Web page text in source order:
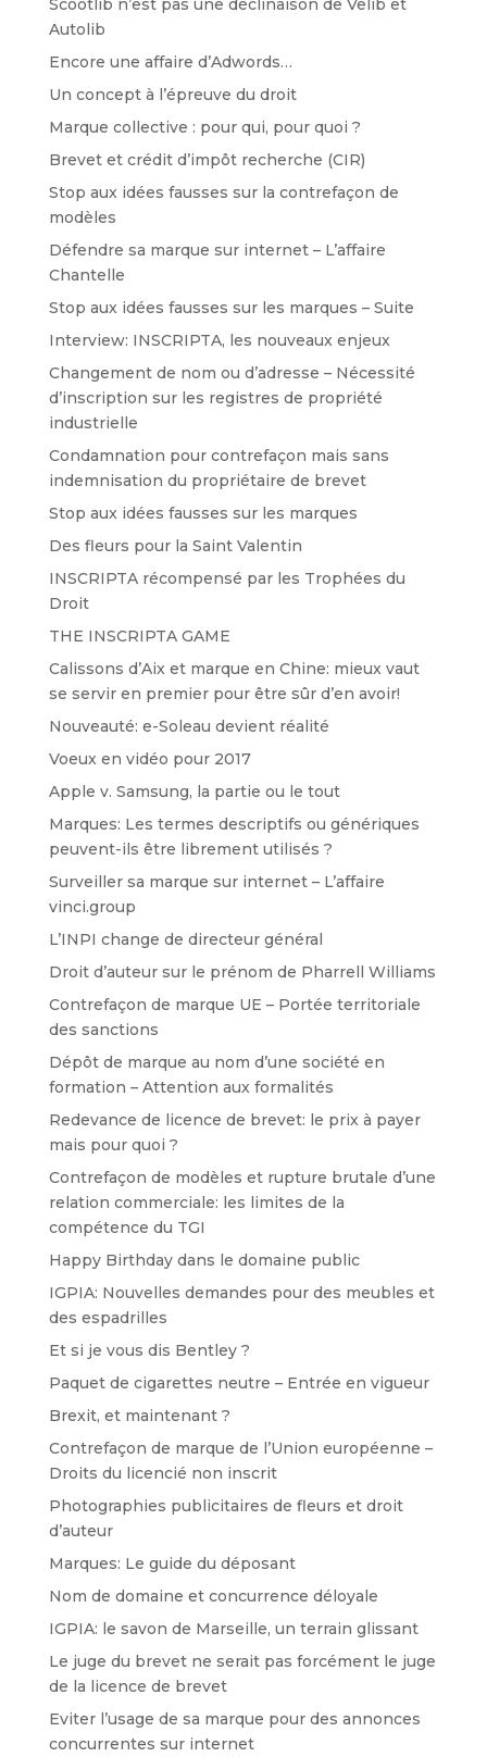
Scootlib n’est pas une déclinaison de Velib et
Autolib
Encore une affaire d’Adwords…
Un concept à l’épreuve du droit
Marque collective : pour qui, pour quoi ?
Brevet et crédit d’impôt recherche (CIR)
Stop aux idées fausses sur la contrefaçon de
modèles
Défendre sa marque sur internet – L’affaire
Chantelle
Stop aux idées fausses sur les marques – Suite
Interview: INSCRIPTA, les nouveaux enjeux
Changement de nom ou d’adresse – Nécessité
d’inscription sur les registres de propriété
industrielle
Condamnation pour contrefaçon mais sans
indemnisation du propriétaire de brevet
Stop aux idées fausses sur les marques
Des fleurs pour la Saint Valentin
INSCRIPTA récompensé par les Trophées du
Droit
THE INSCRIPTA GAME
Calissons d’Aix et marque en Chine: mieux vaut
se servir en premier pour être sûr d’en avoir!
Nouveauté: e-Soleau devient réalité
Voeux en vidéo pour 2017
Apple v. Samsung, la partie ou le tout
Marques: Les termes descriptifs ou génériques
peuvent-ils être librement utilisés ?
Surveiller sa marque sur internet – L’affaire
vinci.group
L’INPI change de directeur général
Droit d’auteur sur le prénom de Pharrell Williams
Contrefaçon de marque UE – Portée territoriale
des sanctions
Dépôt de marque au nom d’une société en
formation – Attention aux formalités
Redevance de licence de brevet: le prix à payer
mais pour quoi ?
Contrefaçon de modèles et rupture brutale d’une
relation commerciale: les limites de la
compétence du TGI
Happy Birthday dans le domaine public
IGPIA: Nouvelles demandes pour des meubles et
des espadrilles
Et si je vous dis Bentley ?
Paquet de cigarettes neutre – Entrée en vigueur
Brexit, et maintenant ?
Contrefaçon de marque de l’Union européenne –
Droits du licencié non inscrit
Photographies publicitaires de fleurs et droit
d’auteur
Marques: Le guide du déposant
Nom de domaine et concurrence déloyale
IGPIA: le savon de Marseille, un terrain glissant
Le juge du brevet ne serait pas forcément le juge
de la licence de brevet
Eviter l’usage de sa marque pour des annonces
concurrentes sur internet